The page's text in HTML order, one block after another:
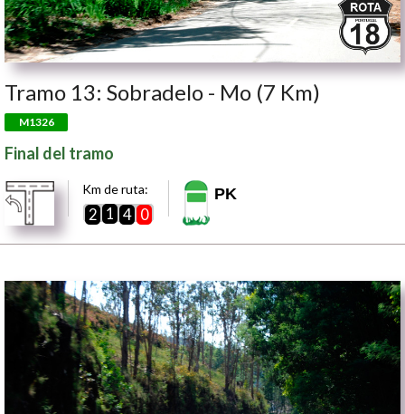
Tramo 13: Sobradelo - Mo (7 Km)
M1326
Final del tramo
Km de ruta:
2 1 4 0
PK